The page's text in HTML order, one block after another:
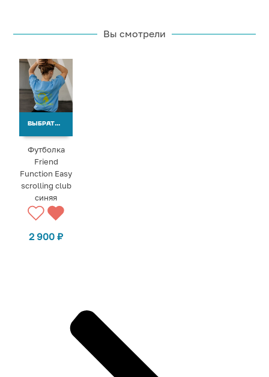
Вы смотрели
ВЫБРАТЬ ВАРИАНТЫ
Футболка
Friend
Function Easy
scrolling club
синяя
2 900₽